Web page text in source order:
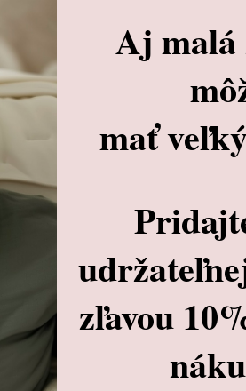
tovar
12% zľava s kódom VODA
Aj malá
mať
zľavou